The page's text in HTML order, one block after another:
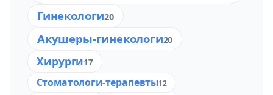
Гинекологи20
Акушеры-гинекологи20
Хирурги17
Стоматологи-терапевты12